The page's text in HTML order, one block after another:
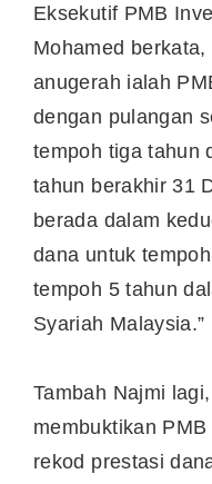
Eksekutif PMB
Mohamed berkata,
anugerah ialah
dengan pulangan
tempoh tiga tahun
tahun berakhir 31
berada dalam
dana untuk
tempoh 5 tahun
Syariah Malaysia.”
Tambah Najmi
membuktikan
rekod prestasi